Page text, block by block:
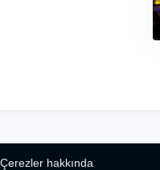
hakkında